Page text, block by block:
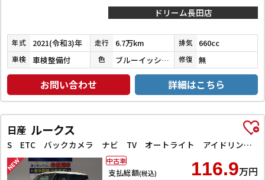
ドリーム長田店
年式 2021(令和3)年 走行 6.7万km 排気 660cc
車検 車検整備付 色 ブルーイッシュブラックパール３ 修復 無
お問い合わせ 詳細はこちら
日産 ルークス
S ETC バックカメラ ナビ TV オートライト アイドリングストップ 電動格納ミラー ベンチシート CVT ABS ESC CD Bluetooth エアコン パワーステアリング パワーウィンドウ
支払総額(税込) 116.9万円
中古車